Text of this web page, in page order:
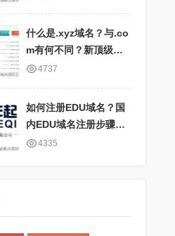
什么是.xyz域名？与.co
m有何不同？新顶级域
名.xyz的特点及应用场
4737
如何注册EDU域名？国
内EDU域名注册步骤和
要求详解
4335